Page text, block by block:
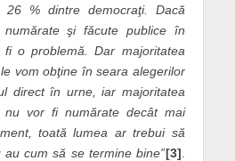
26 % dintre democraţi. Dacă
şi făcute publice în
o problemă. Dar majoritatea
vom obţine în seara alegerilor
direct în urne, iar majoritatea
nu vor fi numărate decât mai
toată lumea ar trebui să
cum să se termine bine”[3]